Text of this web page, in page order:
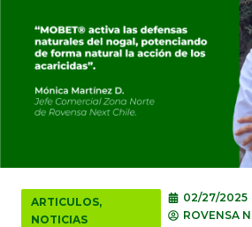
ARTICULOS,
NOTICIAS
02/27/2025
ROVENSA